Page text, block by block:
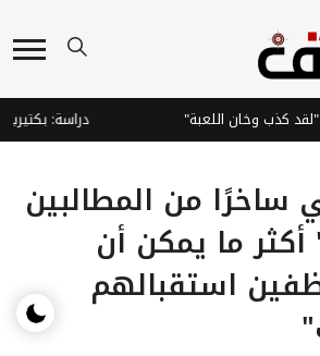
كذب وخان اللعبة" دراسة: بكتيريا
ساخرًا من المطالبين
أكثر ما يمكن أن
استقبالهم